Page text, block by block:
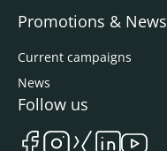
Promotions & News
Current campaigns
News
Follow us